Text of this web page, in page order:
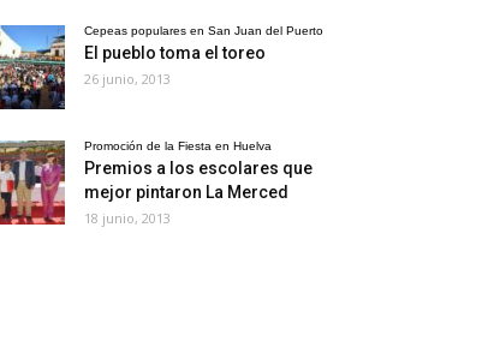
Cepeas populares en San Juan del Puerto
El pueblo toma el toreo
26 junio, 2013
Promoción de la Fiesta en Huelva
Premios a los escolares que
mejor pintaron La Merced
18 junio, 2013